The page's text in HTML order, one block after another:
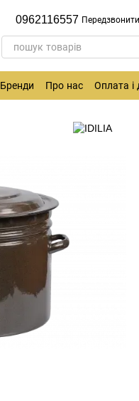
0962116557
Бренди Про нас Оплата і